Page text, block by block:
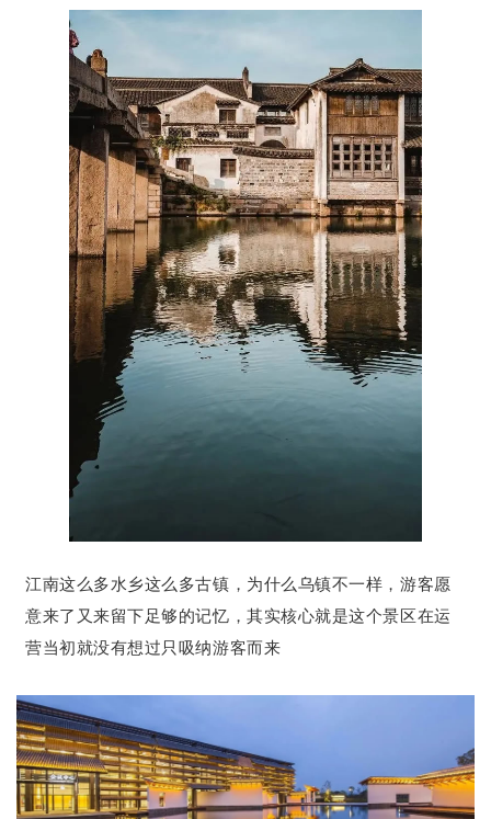
江南这么多水乡这么多古镇，为什么乌镇不一样，游客愿
意来了又来留下足够的记忆，其实核心就是这个景区在运
营当初就没有想过只吸纳游客而来